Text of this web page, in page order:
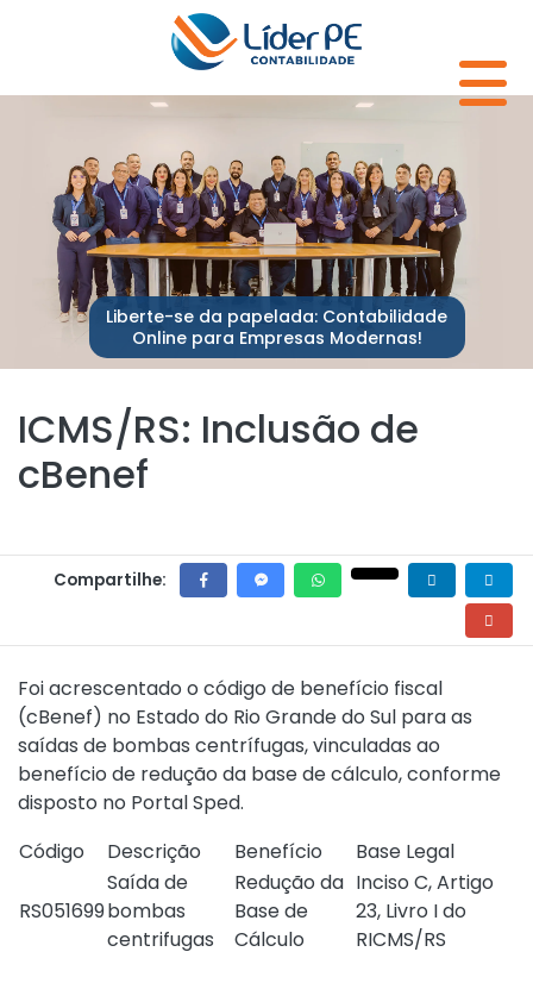
Liberte-se da papelada: Contabilidade
Online para Empresas Modernas!
ICMS/RS: Inclusão de
cBenef
Compartilhe:
Foi acrescentado o código de benefício fiscal
(cBenef) no Estado do Rio Grande do Sul para as
saídas de bombas centrífugas, vinculadas ao
benefício de redução da base de cálculo, conforme
disposto no Portal Sped.
Código
Descrição Benefício Base Legal
RS051699
Saída de
bombas
centrifugas
Redução da
Base de
Cálculo
Inciso C, Artigo
23, Livro I do
RICMS/RS